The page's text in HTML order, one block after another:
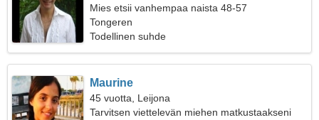
Mies etsii vanhempaa naista 48-57
Tongeren
Todellinen suhde
Maurine
45 vuotta, Leijona
Tarvitsen viettelevän miehen matkustaakseni